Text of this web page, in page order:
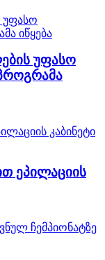
უფასო
ეპილაციის